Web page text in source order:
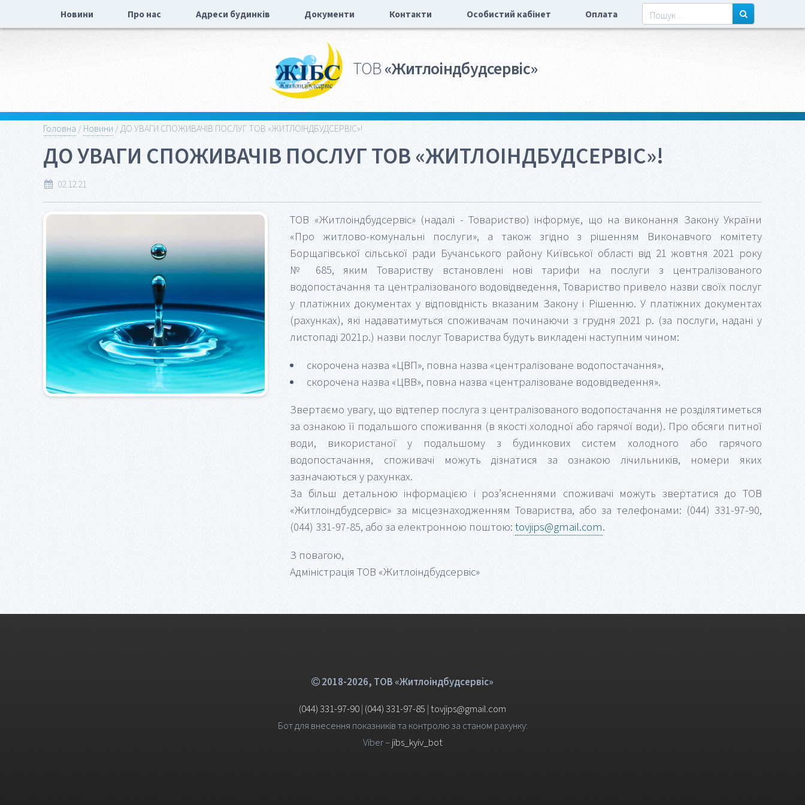
Новини Про нас Адреси будинків Документи Контакти Особистий кабінет Оплата
ТОВ«Житлоіндбудсервіс»
Головна /Новини / ДО УВАГИ СПОЖИВАЧІВ ПОСЛУГ ТОВ «ЖИТЛОІНДБУДСЕРВІС»!
ДО УВАГИ СПОЖИВАЧІВ ПОСЛУГ ТОВ «ЖИТЛОІНДБУДСЕРВІС»!
02.12.21
ТОВ «Житлоіндбудсервіс» (надалі - Товариство) інформує, що на виконання Закону України
«Про житлово-комунальні послуги», а також згідно з рішенням Виконавчого комітету
Борщагівської сільської ради Бучанського району Київської області від 21 жовтня 2021 року
№ 685, яким Товариству встановлені нові тарифи на послуги з централізованого
водопостачання та централізованого водовідведення, Товариство привело назви своїх послуг
у платіжних документах у відповідність вказаним Закону і Рішенню. У платіжних документах
(рахунках), які надаватимуться споживачам починаючи з грудня 2021 р. (за послуги, надані у
листопаді 2021р.) назви послуг Товариства будуть викладені наступним чином:
скорочена назва «ЦВП», повна назва «централізоване водопостачання»,
скорочена назва «ЦВВ», повна назва «централізоване водовідведення».
Звертаємо увагу, що відтепер послуга з централізованого водопостачання не розділятиметься
за ознакою її подальшого споживання (в якості холодної або гарячої води). Про обсяги питної
води, використаної у подальшому з будинкових систем холодного або гарячого
водопостачання, споживачі можуть дізнатися за ознакою лічильників, номери яких
зазначаються у рахунках.
За більш детальною інформацією і роз’ясненнями споживачі можуть звертатися до ТОВ
«Житлоіндбудсервіс» за місцезнаходженням Товариства, або за телефонами: (044) 331-97-90,
(044) 331-97-85, або за електронною поштою:tovjips@gmail.com.
З повагою,
Адміністрація ТОВ «Житлоіндбудсервіс»
2018-2026, ТОВ «Житлоіндбудсервіс»
(044) 331-97-90| (044) 331-97-85 |tovjips@gmail.com
Бот для внесення показників та контролю за станом рахунку:
Viber –jibs_kyiv_bot